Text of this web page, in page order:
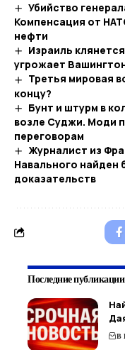
Убийство
Компенсация от
нефти
Израиль
угрожает
Третья мировая
концу?
Бунт и штурм в
возле Суджи. Моди
переговорам
Журналист из
Навального найден
доказательств
Последние публикации
В